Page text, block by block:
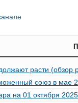
расти (обзор
союз в мае
на 01 октября